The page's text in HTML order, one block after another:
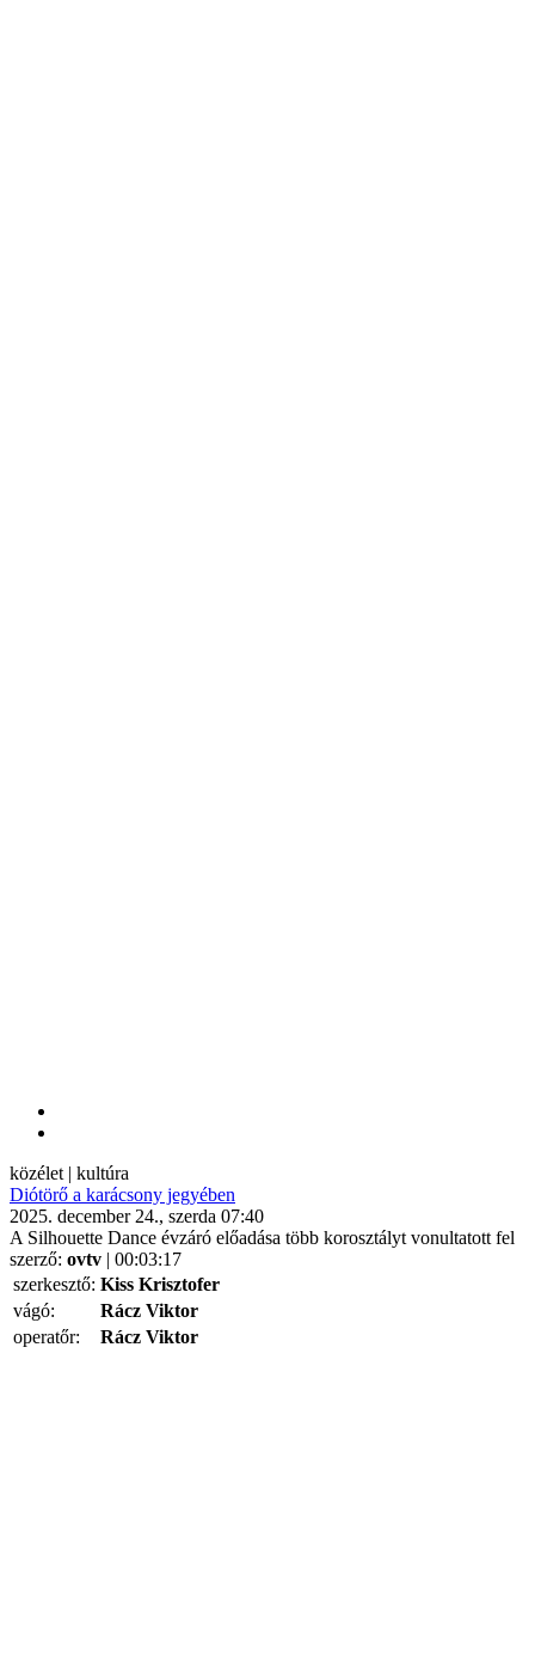
közélet | kultúra
Diótörő a karácsony jegyében
2025. december 24., szerda 07:40
A Silhouette Dance évzáró előadása több korosztályt vonultatott fel
szerző: ovtv | 00:03:17
szerkesztő: Kiss Krisztofer
vágó:
Rácz Viktor
operatőr:
Rácz Viktor